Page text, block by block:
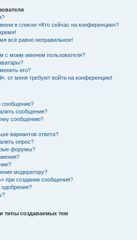
в списке «Кто сейчас на конференции»?
всё равно неправильное!
с моим именем пользователя?
его?
от меня требуют войти на конференцию!
сообщение?
сообщение?
сообщению?
вариантов ответа?
опрос?
форумы?
модератору?
при создании сообщения?
типы создаваемых тем